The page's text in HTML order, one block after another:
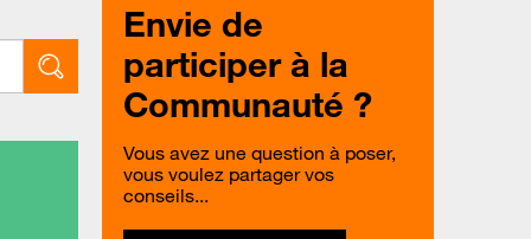
Envie de
participer à la
Communauté ?
Vous avez une question à poser,
vous voulez partager vos
conseils...